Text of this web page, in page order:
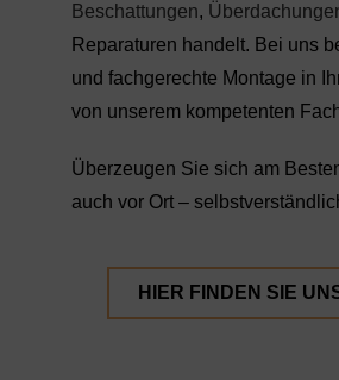
Beschattungen,
Reparaturen handelt. Bei uns
und fachgerechte Montage in
von unserem kompetenten
Überzeugen Sie sich am
auch vor Ort –
HIER FINDEN SIE